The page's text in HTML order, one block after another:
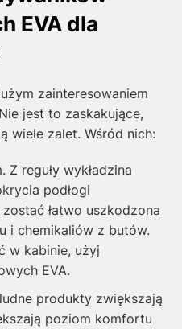
EVA dla
zainteresowaniem
jest to zaskakujące,
wiele zalet. Wśród nich:
Z reguły wykładzina
podłogi
łatwo uszkodzona
i chemikaliów z butów.
w kabinie, użyj
EVA.
produkty zwiększają
poziom komfortu